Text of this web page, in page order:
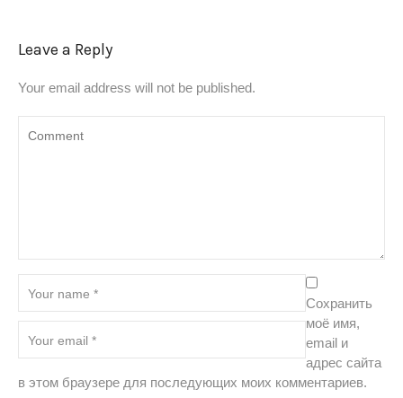
Leave a Reply
Your email address will not be published.
Сохранить
моё имя,
email и
адрес сайта
в этом браузере для последующих моих комментариев.